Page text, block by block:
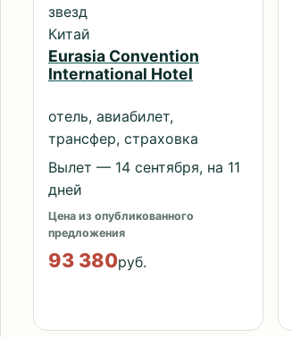
звезд
Китай
Eurasia Convention
International Hotel
отель, авиабилет,
трансфер, страховка
Вылет — 14 сентября, на 11
дней
Цена из опубликованного
предложения
93 380руб.